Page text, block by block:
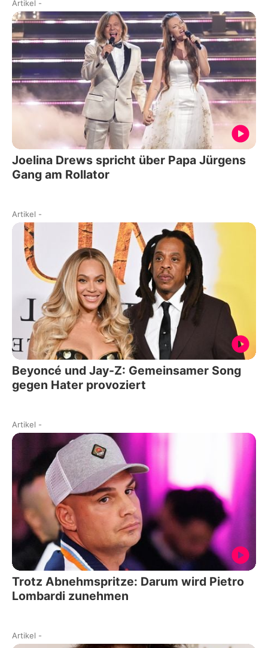
Artikel -
Joelina Drews spricht über Papa Jürgens
Gang am Rollator
Artikel -
Beyoncé und Jay-Z: Gemeinsamer Song
gegen Hater provoziert
Artikel -
Trotz Abnehmspritze: Darum wird Pietro
Lombardi zunehmen
Artikel -